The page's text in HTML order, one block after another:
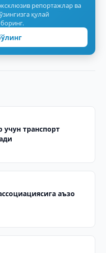
репортажлар ва
қулай
учун транспорт
аъзо